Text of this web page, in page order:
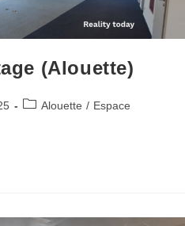
(Alouette)
Alouette / Espace